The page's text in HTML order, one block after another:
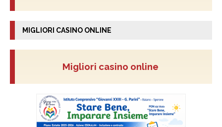
MIGLIORI CASINO ONLINE
Migliori casino online